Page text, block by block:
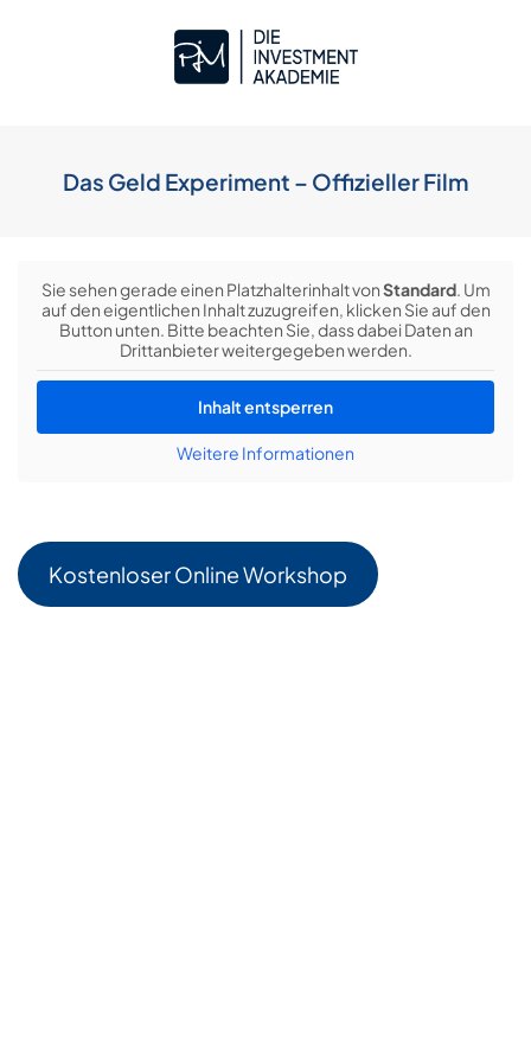
Das Geld Experiment – Offizieller Film
Sie sehen gerade einen Platzhalterinhalt vonStandard. Um
auf den eigentlichen Inhalt zuzugreifen, klicken Sie auf den
Button unten. Bitte beachten Sie, dass dabei Daten an
Drittanbieter weitergegeben werden.
Inhalt entsperren
Weitere Informationen
Kostenloser Online Workshop